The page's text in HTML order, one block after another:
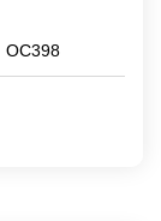
OC398